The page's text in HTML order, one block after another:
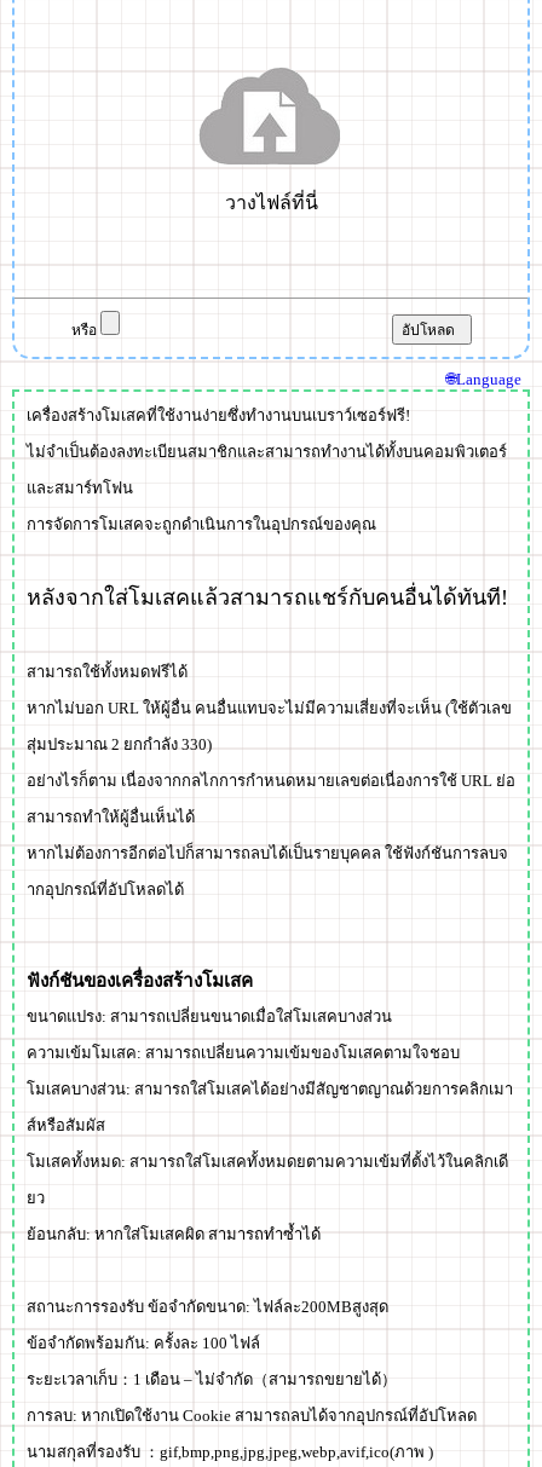
หรือ
เครื่องสร้างโมเสคที่ใช้งานง่ายซึ่งทำงานบนเบราว์เซอร์ฟรี!
ไม่จำเป็นต้องลงทะเบียนสมาชิกและสามารถทำงานได้ทั้งบนคอมพิวเตอร์
และสมาร์ทโฟน
การจัดการโมเสคจะถูกดำเนินการในอุปกรณ์ของคุณ
หลังจากใส่โมเสคแล้วสามารถแชร์กับคนอื่นได้ทันที!
สามารถใช้ทั้งหมดฟรีได้
หากไม่บอก URL ให้ผู้อื่น คนอื่นแทบจะไม่มีความเสี่ยงที่จะเห็น (ใช้ตัวเลข
สุ่มประมาณ 2 ยกกำลัง 330)
อย่างไรก็ตาม เนื่องจากกลไกการกำหนดหมายเลขต่อเนื่องการใช้ URL ย่อ
สามารถทำให้ผู้อื่นเห็นได้
หากไม่ต้องการอีกต่อไปก็สามารถลบได้เป็นรายบุคคล ใช้ฟังก์ชันการลบจ
ากอุปกรณ์ที่อัปโหลดได้
ฟังก์ชันของเครื่องสร้างโมเสค
ขนาดแปรง: สามารถเปลี่ยนขนาดเมื่อใส่โมเสคบางส่วน
ความเข้มโมเสค: สามารถเปลี่ยนความเข้มของโมเสคตามใจชอบ
โมเสคบางส่วน: สามารถใส่โมเสคได้อย่างมีสัญชาตญาณด้วยการคลิกเมา
ส์หรือสัมผัส
โมเสคทั้งหมด: สามารถใส่โมเสคทั้งหมดยตามความเข้มที่ตั้งไว้ในคลิกเดี
ยว
ย้อนกลับ: หากใส่โมเสคผิด สามารถทำซ้ำได้
สถานะการรองรับ ข้อจำกัดขนาด: ไฟล์ละ200MBสูงสุด
ข้อจำกัดพร้อมกัน: ครั้งละ 100 ไฟล์
ระยะเวลาเก็บ： 1 เดือน – ไม่จำกัด （สามารถขยายได้）
การลบ: หากเปิดใช้งาน Cookie สามารถลบได้จากอุปกรณ์ที่อัปโหลด
นามสกุลที่รองรับ ： gif,bmp,png,jpg,jpeg,webp,avif,ico(ภาพ )
🌐Language